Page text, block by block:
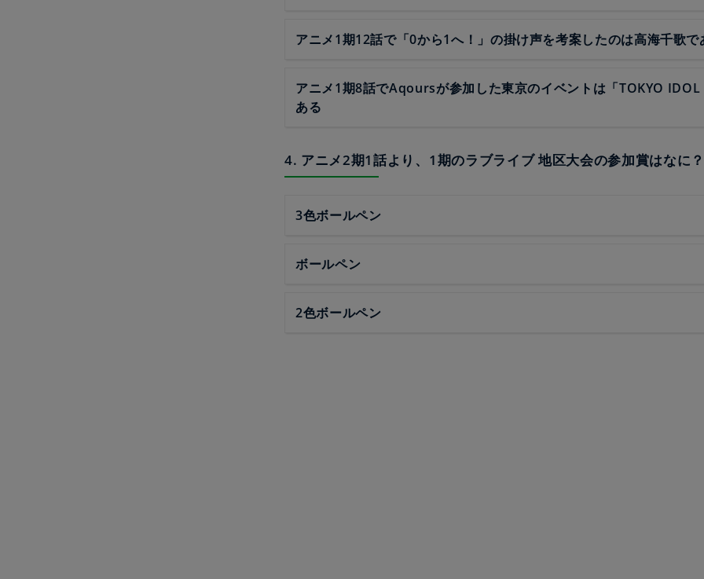
アニメ1期12話で「0から1へ！」の掛け声を考案したのは高海千歌で
アニメ1期8話でAqoursが参加した東京のイベントは「TOKYO IDOL
ある
4. アニメ2期1話より、1期のラブライブ 地区大会の参加賞はなに
3色ボールペン
ボールペン
2色ボールペン